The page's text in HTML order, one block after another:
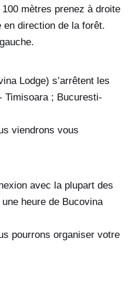
mètres prenez à droite
direction de la forêt.
Lodge) s’arrêtent les
Timisoara ; Bucuresti-
viendrons vous
avec la plupart des
heure de Bucovina
pourrons organiser votre